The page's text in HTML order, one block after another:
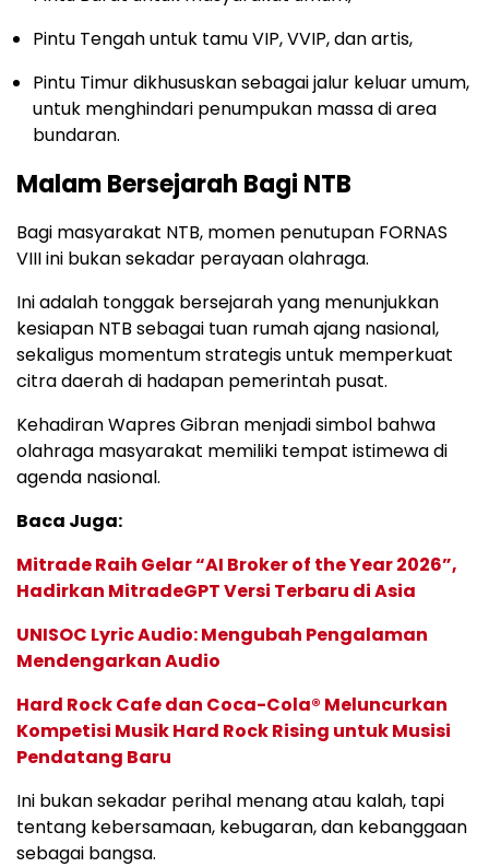
Pintu Tengah untuk tamu VIP, VVIP, dan artis,
Pintu Timur dikhususkan sebagai jalur keluar umum,
untuk menghindari penumpukan massa di area
bundaran.
Malam Bersejarah Bagi NTB
Bagi masyarakat NTB, momen penutupan FORNAS
VIII ini bukan sekadar perayaan olahraga.
Ini adalah tonggak bersejarah yang menunjukkan
kesiapan NTB sebagai tuan rumah ajang nasional,
sekaligus momentum strategis untuk memperkuat
citra daerah di hadapan pemerintah pusat.
Kehadiran Wapres Gibran menjadi simbol bahwa
olahraga masyarakat memiliki tempat istimewa di
agenda nasional.
Baca Juga:
Mitrade Raih Gelar “AI Broker of the Year 2026”,
Hadirkan MitradeGPT Versi Terbaru di Asia
UNISOC Lyric Audio: Mengubah Pengalaman
Mendengarkan Audio
Hard Rock Cafe dan Coca-Cola® Meluncurkan
Kompetisi Musik Hard Rock Rising untuk Musisi
Pendatang Baru
Ini bukan sekadar perihal menang atau kalah, tapi
tentang kebersamaan, kebugaran, dan kebanggaan
sebagai bangsa.